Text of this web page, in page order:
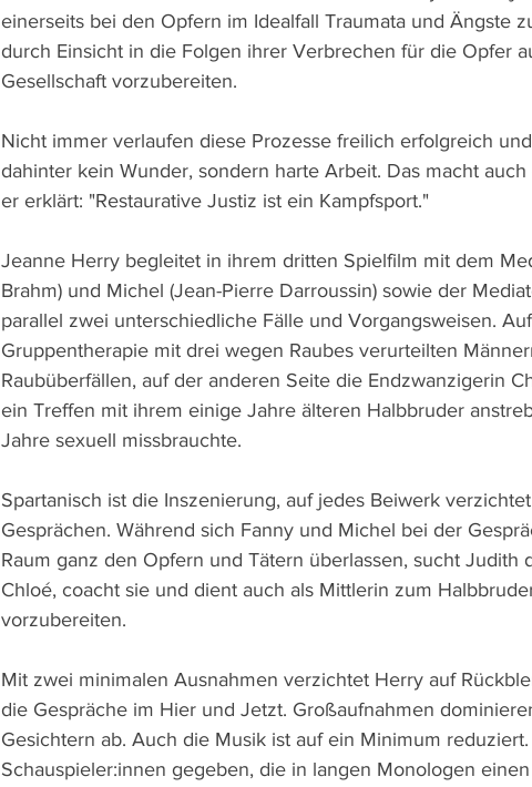
einerseits bei den Opfern im Idealfall Traumata und Ängste
durch Einsicht in die Folgen ihrer Verbrechen für die Opfer
Gesellschaft vorzubereiten.
Nicht immer verlaufen diese Prozesse freilich erfolgreich
dahinter kein Wunder, sondern harte Arbeit. Das macht
er erklärt: "Restaurative Justiz ist ein Kampfsport."
Jeanne Herry begleitet in ihrem dritten Spielfilm mit dem
Brahm) und Michel (Jean-Pierre Darroussin) sowie der
parallel zwei unterschiedliche Fälle und Vorgangsweisen.
Gruppentherapie mit drei wegen Raubes verurteilten
Raubüberfällen, auf der anderen Seite die Endzwanzigerin
ein Treffen mit ihrem einige Jahre älteren Halbbruder
Jahre sexuell missbrauchte.
Spartanisch ist die Inszenierung, auf jedes Beiwerk
Gesprächen. Während sich Fanny und Michel bei der
Raum ganz den Opfern und Tätern überlassen, sucht Judith
Chloé, coacht sie und dient auch als Mittlerin zum
vorzubereiten.
Mit zwei minimalen Ausnahmen verzichtet Herry auf
die Gespräche im Hier und Jetzt. Großaufnahmen
Gesichtern ab. Auch die Musik ist auf ein Minimum
Schauspieler:innen gegeben, die in langen Monologen